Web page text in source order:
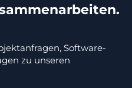
Software-
zu unseren